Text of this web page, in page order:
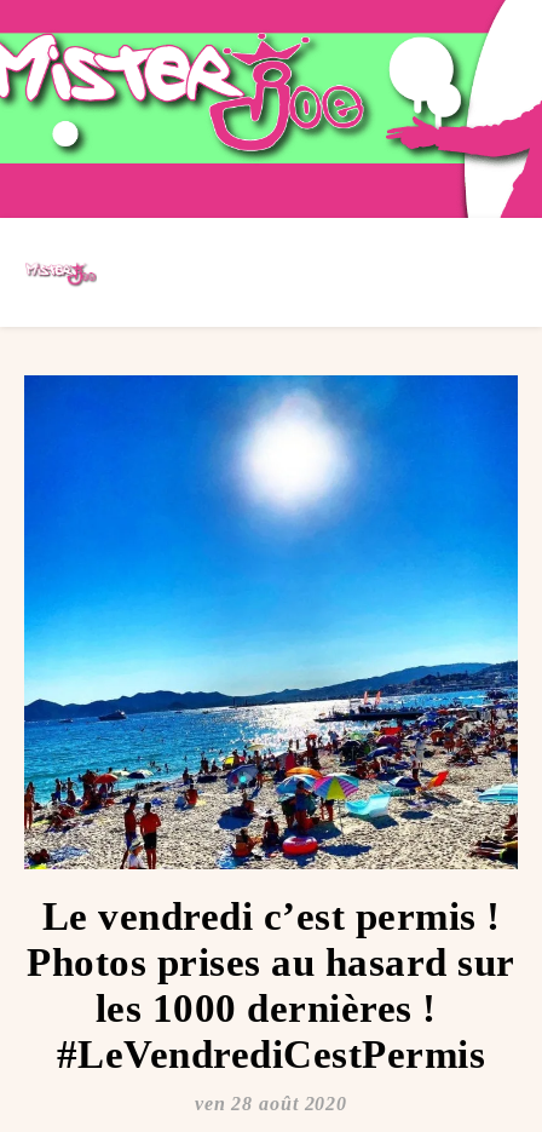
Le vendredi c’est permis !
Photos prises au hasard sur
les 1000 dernières ! ️
#LeVendrediCestPermis
ven 28 août 2020